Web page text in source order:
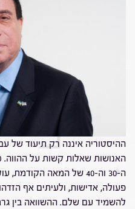
ההיסטוריה איננה רק תיעוד של
האנושות שאלות קשות על
ה-30 וה-40 של המאה
פעולה, אדישות, ולעיתים אף
להשמיד עם שלם. ההשוואה בין